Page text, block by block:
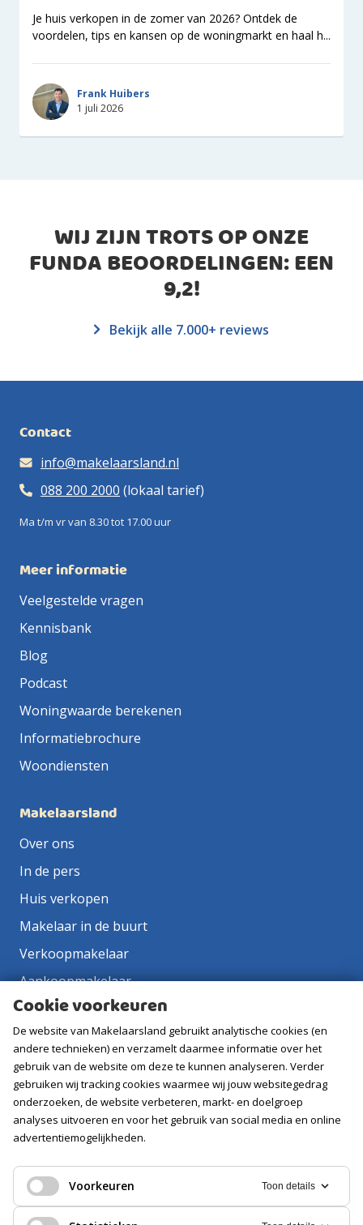
Je huis verkopen in de zomer van 2026? Ontdek de
voordelen, tips en kansen op de woningmarkt en haal h...
Frank Huibers
1 juli 2026
WIJ ZIJN TROTS OP ONZE
FUNDA BEOORDELINGEN: EEN
9,2!
Bekijk alle 7.000+ reviews
Contact
info@makelaarsland.nl
088 200 2000 (lokaal tarief)
Ma t/m vr van 8.30 tot 17.00 uur
Meer informatie
Veelgestelde vragen
Kennisbank
Blog
Podcast
Woningwaarde berekenen
Informatiebrochure
Woondiensten
Makelaarsland
Over ons
In de pers
Huis verkopen
Makelaar in de buurt
Verkoopmakelaar
Aankoopmakelaar
Contact
Vacatures
Volg ons
Cookie voorkeuren
De website van Makelaarsland gebruikt analytische cookies (en
andere technieken) en verzamelt daarmee informatie over het
gebruik van de website om deze te kunnen analyseren. Verder
gebruiken wij tracking cookies waarmee wij jouw websitegedrag
onderzoeken, de website verbeteren, markt- en doelgroep
analyses uitvoeren en voor het gebruik van social media en online
advertentiemogelijkheden.
Voorkeuren Toon details